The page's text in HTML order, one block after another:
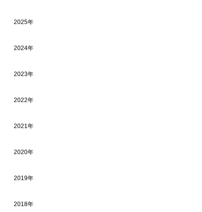
2025年
2024年
2023年
2022年
2021年
2020年
2019年
2018年